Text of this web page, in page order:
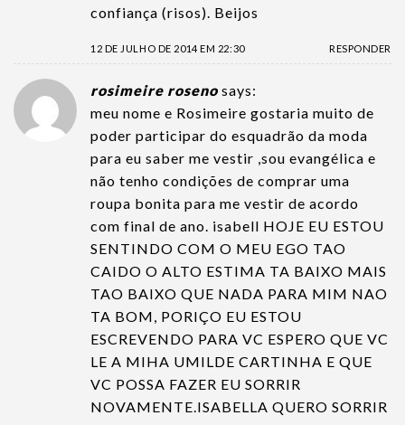
confiança (risos). Beijos
12 DE JULHO DE 2014 EM 22:30 RESPONDER
rosimeire roseno says:
meu nome e Rosimeire gostaria muito de
poder participar do esquadrão da moda
para eu saber me vestir ,sou evangélica e
não tenho condições de comprar uma
roupa bonita para me vestir de acordo
com final de ano. isabell HOJE EU ESTOU
SENTINDO COM O MEU EGO TAO
CAIDO O ALTO ESTIMA TA BAIXO MAIS
TAO BAIXO QUE NADA PARA MIM NAO
TA BOM, PORIÇO EU ESTOU
ESCREVENDO PARA VC ESPERO QUE VC
LE A MIHA UMILDE CARTINHA E QUE
VC POSSA FAZER EU SORRIR
NOVAMENTE.ISABELLA QUERO SORRIR